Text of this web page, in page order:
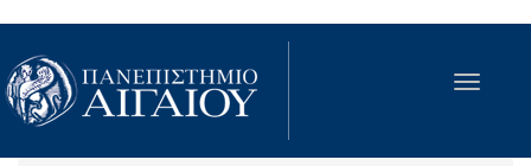
Παράκαμψη προς το κυρίως περιεχόμενο
Toggle